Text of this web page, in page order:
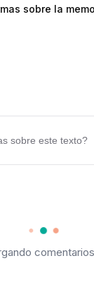
sobre la
sobre este texto?